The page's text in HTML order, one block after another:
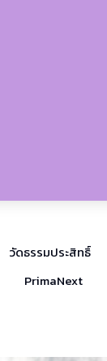
วัดธรรมประสิทธิ์
PrimaNext